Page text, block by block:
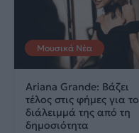
Μουσικά Νέα
Ariana Grande: Βάζει
τέλος στις φήμες για το
διάλειμμά της από τη
δημοσιότητα